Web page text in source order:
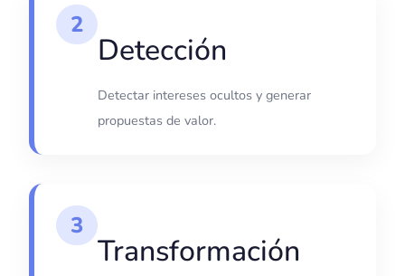
2
Detección
Detectar intereses ocultos y generar
propuestas de valor.
3
Transformación